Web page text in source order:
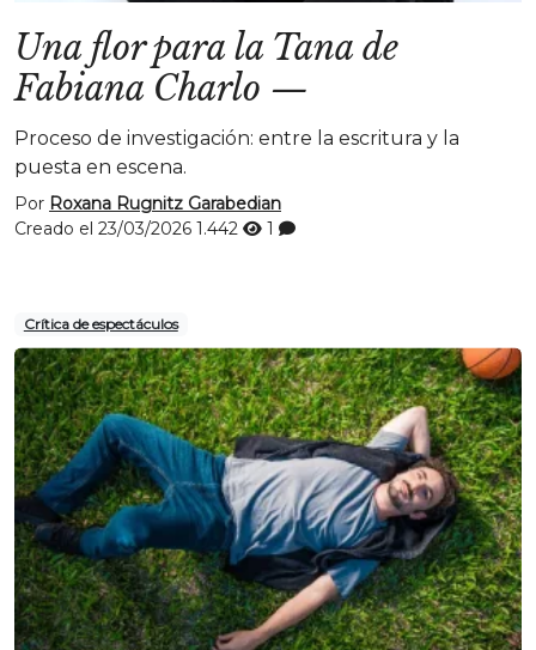
Una flor para la Tana de
Fabiana Charlo —
Proceso de investigación: entre la escritura y la
puesta en escena.
Por Roxana Rugnitz Garabedian
Creado el 23/03/2026 1.442 1
Crítica de espectáculos